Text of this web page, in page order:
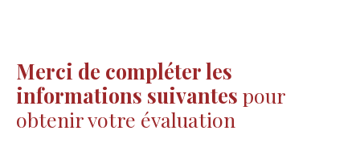
Merci de compléter les
informations suivantes pour
obtenir votre évaluation